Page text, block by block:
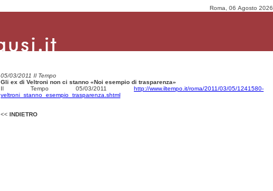
Roma, 06 Agosto 2026
05/03/2011 Il Tempo
Gli ex di Veltroni non ci stanno «Noi esempio di trasparenza»
Il Tempo 05/03/2011 http://www.iltempo.it/roma/2011/03/05/1241580-
veltroni_stanno_esempio_trasparenza.shtml
<< INDIETRO